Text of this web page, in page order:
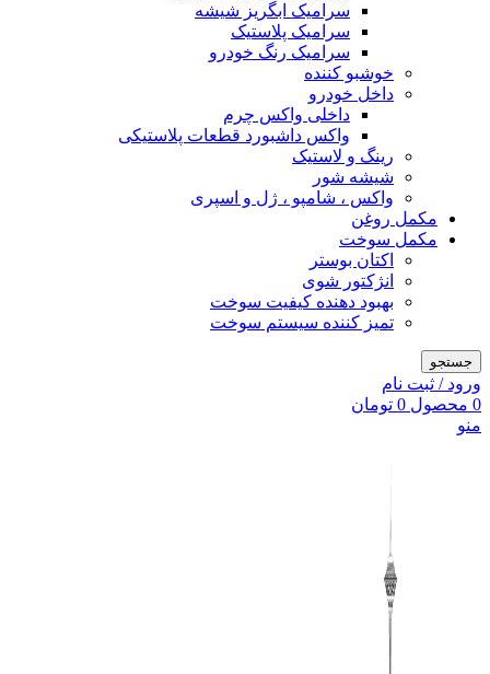
سرامیک ابگریز شیشه
سرامیک پلاستیک
سرامیک رنگ خودرو
خوشبو کننده
داخل خودرو
داخلی واکس چرم
واکس داشبورد قطعات پلاستیکی
رینگ و لاستیک
شیشه شور
واکس ، شامپو ، ژل و اسپری
مکمل روغن
مکمل سوخت
اکتان بوستر
انژکتور شوی
بهبود دهنده کیفیت سوخت
تمیز کننده سیستم سوخت
جستجو
ورود / ثبت نام
0 محصول 0 تومان
منو